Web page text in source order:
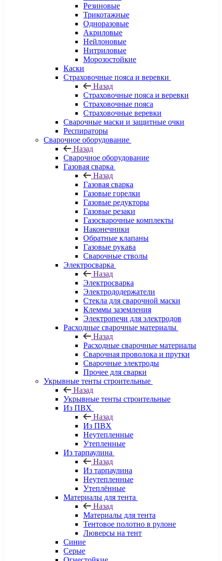
Резиновые
Трикотажные
Одноразовые
Акриловые
Нейлоновые
Нитриловые
Морозостойкие
Каски
Страховочные пояса и веревки
Назад
Страховочные пояса и веревки
Страховочные пояса
Страховочные веревки
Сварочные маски и защитные очки
Респираторы
Сварочное оборудование
Назад
Сварочное оборудование
Газовая сварка
Назад
Газовая сварка
Газовые горелки
Газовые редукторы
Газовые резаки
Газосварочные комплекты
Наконечники
Обратные клапаны
Газовые рукава
Сварочные стволы
Электросварка
Назад
Электросварка
Электрододержатели
Стекла для сварочной маски
Клеммы заземления
Электропечи для электродов
Расходные сварочные материалы
Назад
Расходные сварочные материалы
Сварочная проволока и прутки
Сварочные электроды
Прочее для сварки
Укрывные тенты строительные
Назад
Укрывные тенты строительные
Из ПВХ
Назад
Из ПВХ
Неутепленные
Утепленные
Из тарпаулина
Назад
Из тарпаулина
Неутепленные
Утеплённые
Материалы для тента
Назад
Материалы для тента
Тентовое полотно в рулоне
Люверсы на тент
Синие
Серые